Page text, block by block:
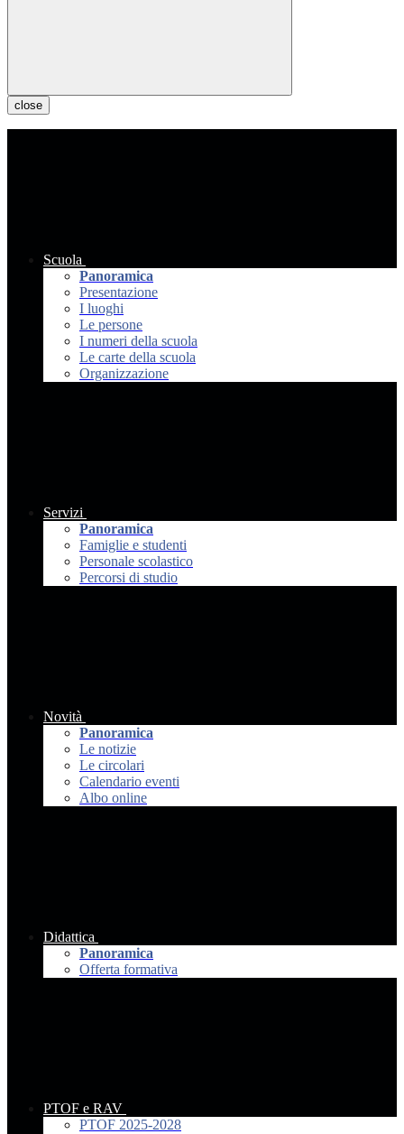
close
Scuola
Panoramica
Presentazione
I luoghi
Le persone
I numeri della scuola
Le carte della scuola
Organizzazione
Servizi
Panoramica
Famiglie e studenti
Personale scolastico
Percorsi di studio
Novità
Panoramica
Le notizie
Le circolari
Calendario eventi
Albo online
Didattica
Panoramica
Offerta formativa
PTOF e RAV
PTOF 2025-2028